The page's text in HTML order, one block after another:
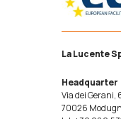
La Lucente
Headquarter
Via dei Gerani,
70026